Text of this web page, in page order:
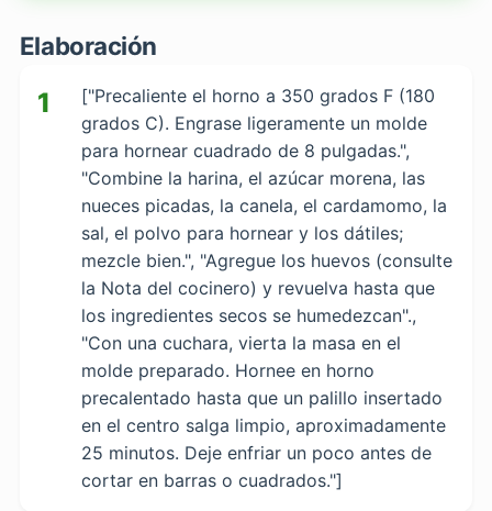
Elaboración
1
["Precaliente el horno a 350 grados F (180
grados C). Engrase ligeramente un molde
para hornear cuadrado de 8 pulgadas.",
"Combine la harina, el azúcar morena, las
nueces picadas, la canela, el cardamomo, la
sal, el polvo para hornear y los dátiles;
mezcle bien.", "Agregue los huevos (consulte
la Nota del cocinero) y revuelva hasta que
los ingredientes secos se humedezcan".,
"Con una cuchara, vierta la masa en el
molde preparado. Hornee en horno
precalentado hasta que un palillo insertado
en el centro salga limpio, aproximadamente
25 minutos. Deje enfriar un poco antes de
cortar en barras o cuadrados."]